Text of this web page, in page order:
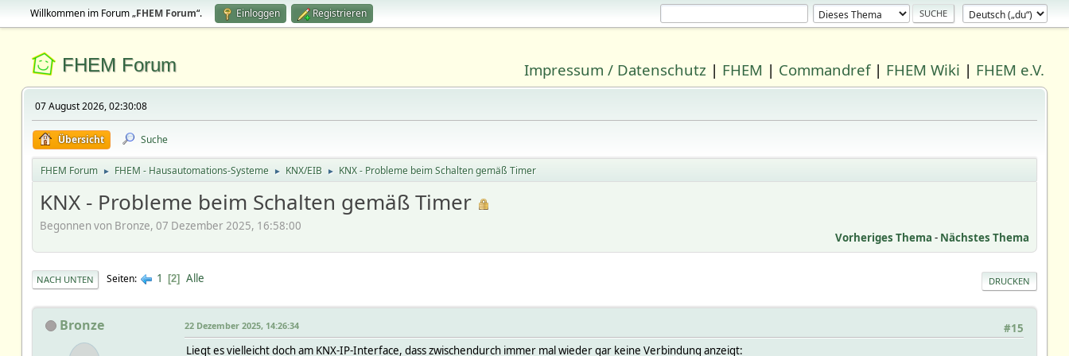
Willkommen im Forum „FHEM Forum“. Einloggen Registrieren
FHEM Forum Impressum / Datenschutz | FHEM | Commandref| FHEM Wiki | FHEM e.V.
07 August 2026, 02:30:08
Übersicht Suche
FHEM Forum ► FHEM - Hausautomations-Systeme ► KNX/EIB ► KNX - Probleme beim Schalten gemäß Timer
KNX - Probleme beim Schalten gemäß Timer
Begonnen von Bronze, 07 Dezember 2025, 16:58:00
Vorheriges Thema - Nächstes Thema
DRUCKEN
NACH UNTEN Seiten 1 2 Alle
Bronze #15
22 Dezember 2025, 14:26:34
Liegt es vielleicht doch am KNX-IP-Interface, dass zwischendurch immer mal wieder gar keine Verbindung anzeigt: